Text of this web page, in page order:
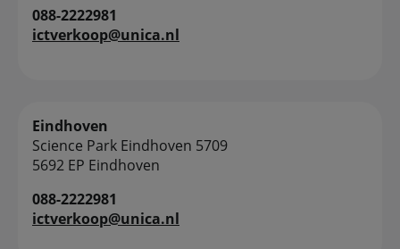
088-2222981
ictverkoop@unica.nl
Eindhoven
Science Park Eindhoven 5709
5692 EP Eindhoven
088-2222981
ictverkoop@unica.nl